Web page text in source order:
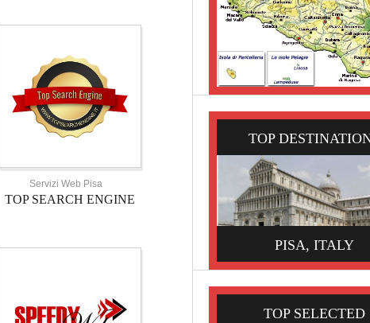
Servizi Web Pisa
TOP SEARCH ENGINE
TOP
PISA, ITALY
TOP SELECTED